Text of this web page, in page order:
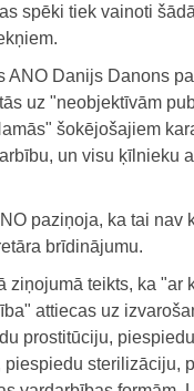
spēki tiek vainoti
ANO Danijs Danons
uz "neobjektīvām
šokējošajiem
un visu ķīlnieku
paziņoja, ka tai nav
brīdinājumu.
ziņojumā teikts, ka "ar
attiecas uz
prostitūciju,
piespiedu sterilizāciju,